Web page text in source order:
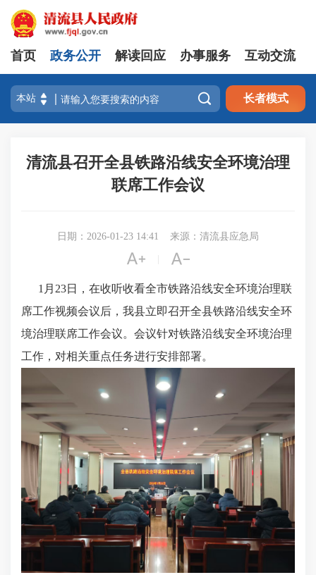
首页 政务公开 解读回应 办事服务 互动交流
 长者模式
清流县召开全县铁路沿线安全环境治理
联席工作会议
日期：2026-01-23 14:41 来源：清流县应急局
 
1月23日， 在收听收看全市铁路沿线安全环境治理联
席工作视频会议后， 我县立即召开全县铁路沿线安全环
境治理联席工作会议。 会议针对铁路沿线安全环境治理
工作，对相关重点任务进行安排部署。